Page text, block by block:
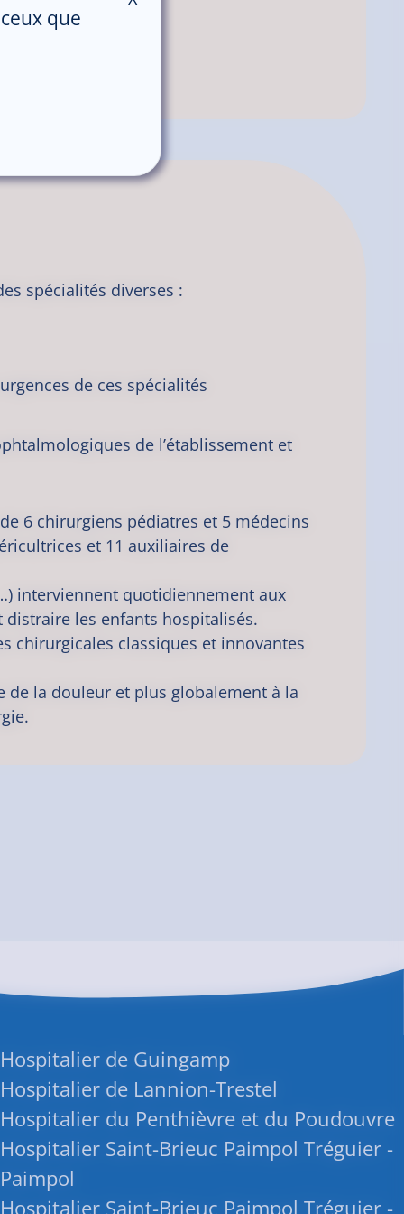
spécialités diverses :
de ces spécialités
de l’établissement et
6 chirurgiens pédiatres et 5 médecins
et 11 auxiliaires de
interviennent quotidiennement aux
les enfants hospitalisés.
chirurgicales classiques et innovantes
la douleur et plus globalement à la
de Guingamp
de Lannion-Trestel
du Penthièvre et du Poudouvre
Saint-Brieuc Paimpol Tréguier -
Saint-Brieuc Paimpol Tréguier -
que